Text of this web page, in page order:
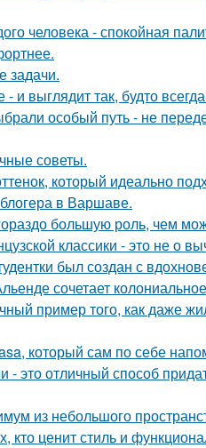
человека - спокойная
задачи.
и выглядит так, будто
особый путь - не
советы.
который идеально
в Варшаве.
большую роль, чем
классики - это не о
был создан с
сочетает
пример того, как даже
который сам по себе
- это отличный способ
из небольшого
ценит стиль и